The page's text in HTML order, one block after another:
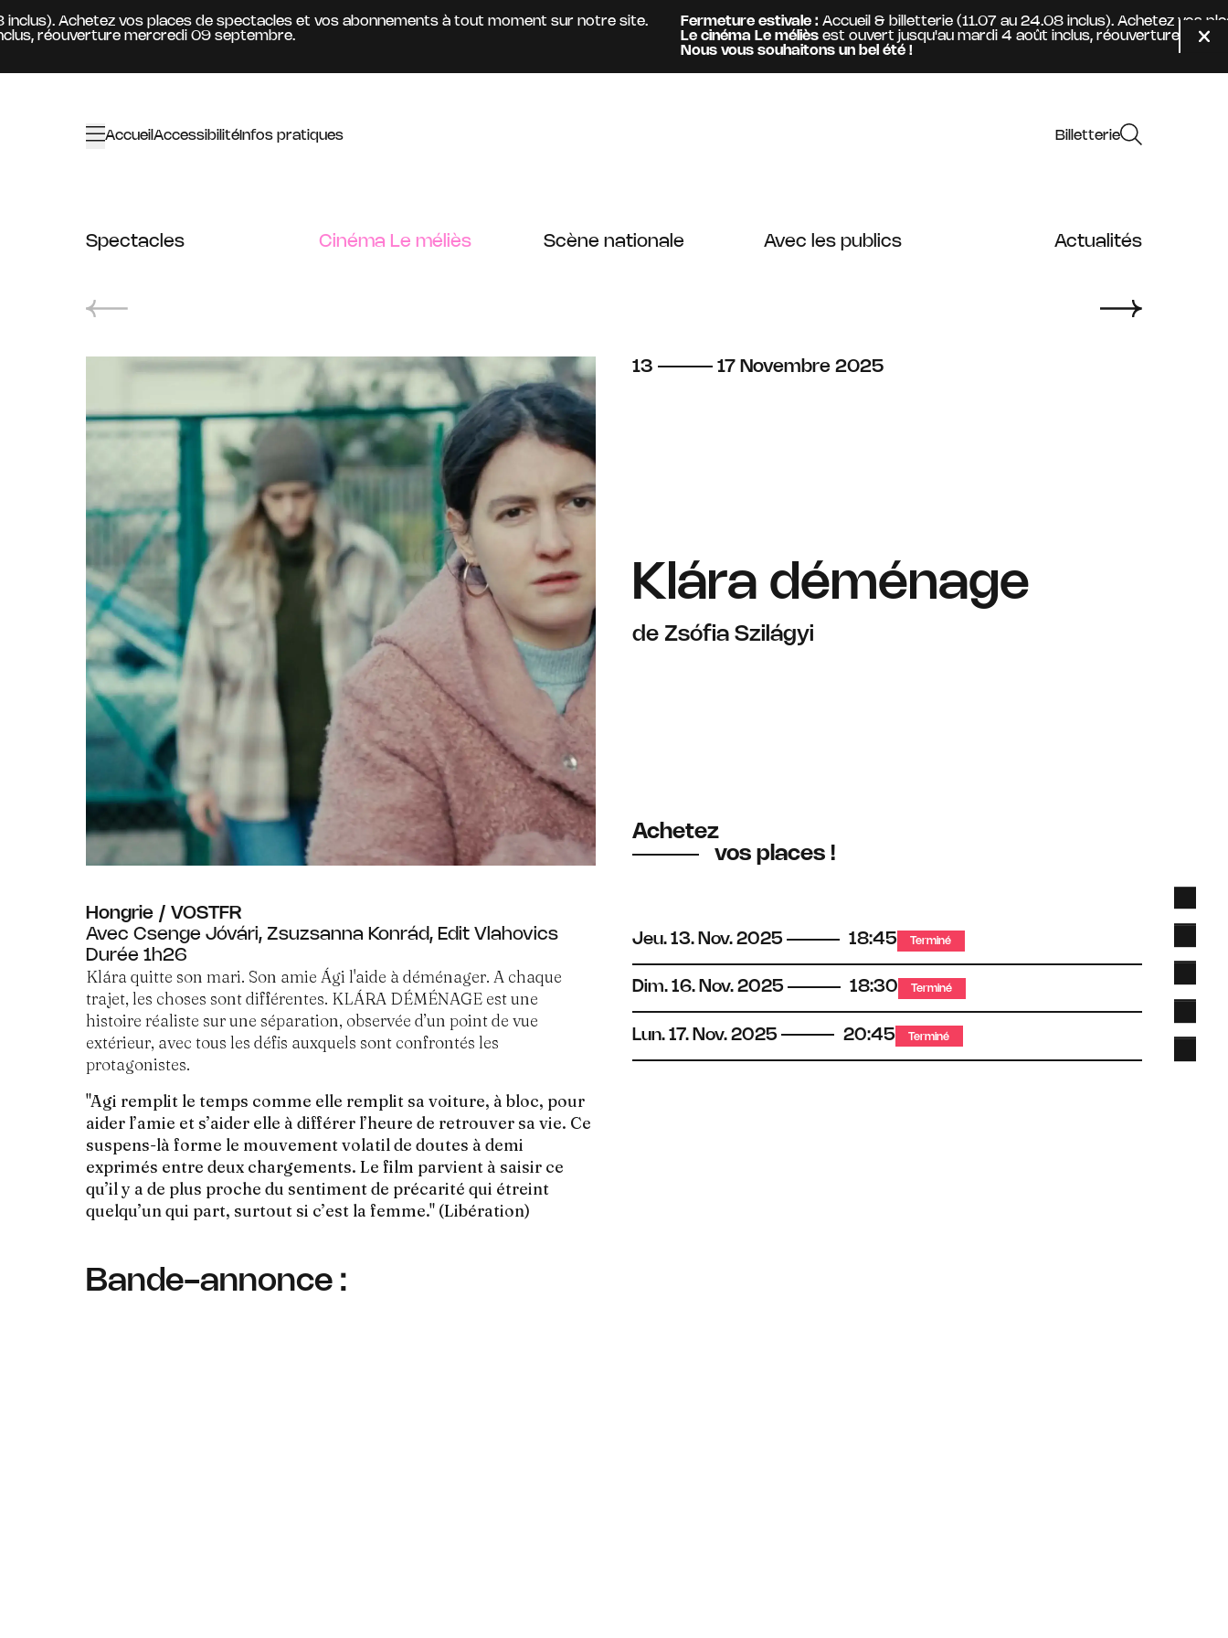
Achetez vos places de spectacles et vos abonnements à tout moment sur notre site.
mercredi 09 septembre.
Information :
Fermeture estivale :Accueil & billetterie (11.07 au 24.08 inclus). Achetez vos
Le cinéma Le mélièsest ouvert jusqu'au mardi 4 août inclus, réouverture mercredi
Nous vous souhaitons un bel été !
AccueilAccessibilité Infos pratiques Billetterie
Spectacles Cinéma Le méliès Scène nationale Avec les publics Actualités
du
13 au
17 novembre
Novembre 2025
Klára déménage
de Zsófia Szilágyi
Achetez
vos places !
Hongrie / VOSTFR
Avec Csenge Jóvári, Zsuzsanna Konrád, Edit Vlahovics
Durée 1h26
Klára quitte son mari. Son amie Ági l'aide à déménager. A chaque
trajet, les choses sont différentes. KLÁRA DÉMÉNAGE est une
histoire réaliste sur une séparation, observée d’un point de vue
extérieur, avec tous les défis auxquels sont confrontés les
protagonistes.
"Agi remplit le temps comme elle remplit sa voiture, à bloc, pour
aider l’amie et s’aider elle à différer l’heure de retrouver sa vie. Ce
suspens-là forme le mouvement volatil de doutes à demi
exprimés entre deux chargements. Le film parvient à saisir ce
qu’il y a de plus proche du sentiment de précarité qui étreint
quelqu’un qui part, surtout si c’est la femme." (Libération)
Bande-annonce :
Jeu. 13. Nov. 2025 18:45 Terminé
Dim. 16. Nov. 2025 18:30 Terminé
Lun. 17. Nov. 2025 20:45 Terminé